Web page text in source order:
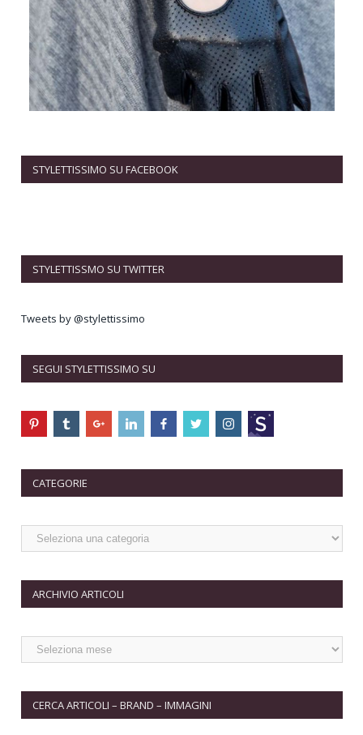
STYLETTISSIMO SU FACEBOOK
STYLETTISSMO SU TWITTER
Tweets by @stylettissimo
SEGUI STYLETTISSIMO SU
CATEGORIE
ARCHIVIO ARTICOLI
CERCA ARTICOLI – BRAND – IMMAGINI